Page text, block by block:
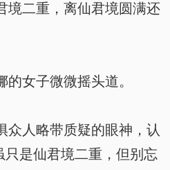
二重，离仙君境圆满还
女子微微摇头道。
人略带质疑的眼神，认
是仙君境二重，但别忘